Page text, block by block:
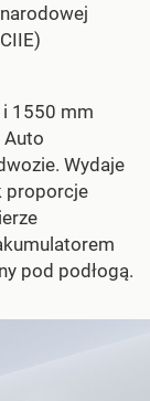
i 1550 mm
Wydaje
proporcje
pod podłogą.